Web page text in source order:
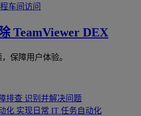
车间访问
TeamViewer DEX
保障用户体验。
排查 识别并解决问题
化 实现日常 IT 任务自动化